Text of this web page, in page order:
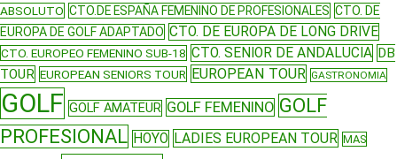
ABSOLUTO CTO.DE ESPAÑA FEMENINO DE PROFESIONALES CTO. DE
EUROPA DE GOLF ADAPTADO CTO. DE EUROPA DE LONG DRIVE
CTO. EUROPEO FEMENINO SUB-18 CTO. SENIOR DE ANDALUCIA DB
TOUR EUROPEAN SENIORS TOUR EUROPEAN TOUR GASTRONOMIA
GOLF GOLF AMATEUR GOLF FEMENINO GOLF
PROFESIONAL HOYO LADIES EUROPEAN TOUR MAS